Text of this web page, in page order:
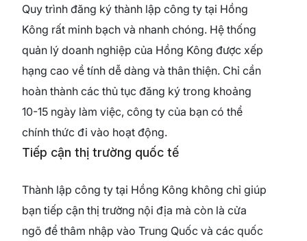
Quy trình đăng ký thành lập công ty tại Hồng
Kông rất minh bạch và nhanh chóng. Hệ thống
quản lý doanh nghiệp của Hồng Kông được xếp
hạng cao về tính dễ dàng và thân thiện. Chỉ cần
hoàn thành các thủ tục đăng ký trong khoảng
10-15 ngày làm việc, công ty của bạn có thể
chính thức đi vào hoạt động.
Tiếp cận thị trường quốc tế
Thành lập công ty tại Hồng Kông không chỉ giúp
bạn tiếp cận thị trường nội địa mà còn là cửa
ngõ để thâm nhập vào Trung Quốc và các quốc